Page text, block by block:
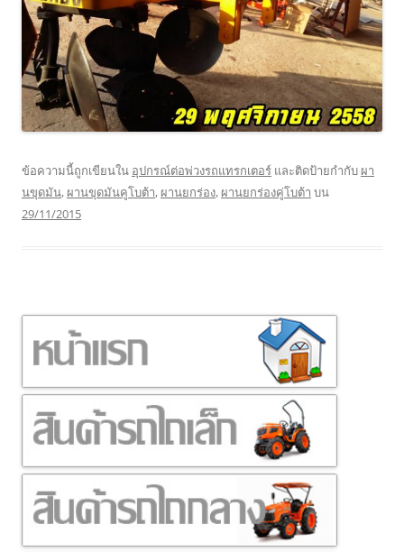
ข้อความนี้ถูกเขียนใน อุปกรณ์ต่อพ่วงรถแทรกเตอร์ และติดป้ายกำกับ ผา
นขุดมัน, ผานขุดมันคูโบต้า, ผานยกร่อง, ผานยกร่องคู่โบต้า บน
29/11/2015